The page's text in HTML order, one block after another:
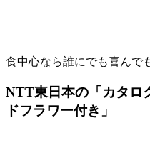
食中心なら誰にでも喜んで
NTT東日本の「カタロ
ドフラワー付き」